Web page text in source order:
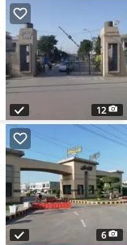
12
6